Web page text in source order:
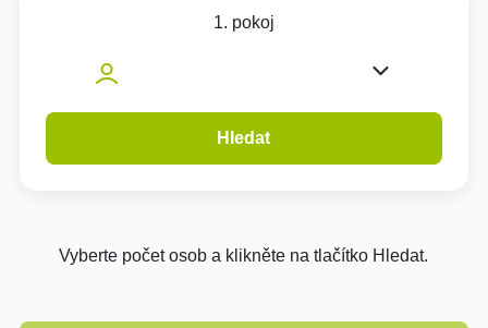
1. pokoj
Hledat
Vyberte počet osob a klikněte na tlačítko Hledat.